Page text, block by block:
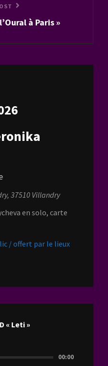
à Paris »
37510 Villandry
en solo, carte
/ offert par le lieux
« Leti »
00:00